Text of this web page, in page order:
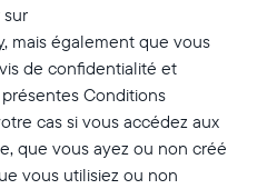
, mais également que vous
de confidentialité et
Conditions
cas si vous accédez aux
que vous ayez ou non créé
vous utilisiez ou non